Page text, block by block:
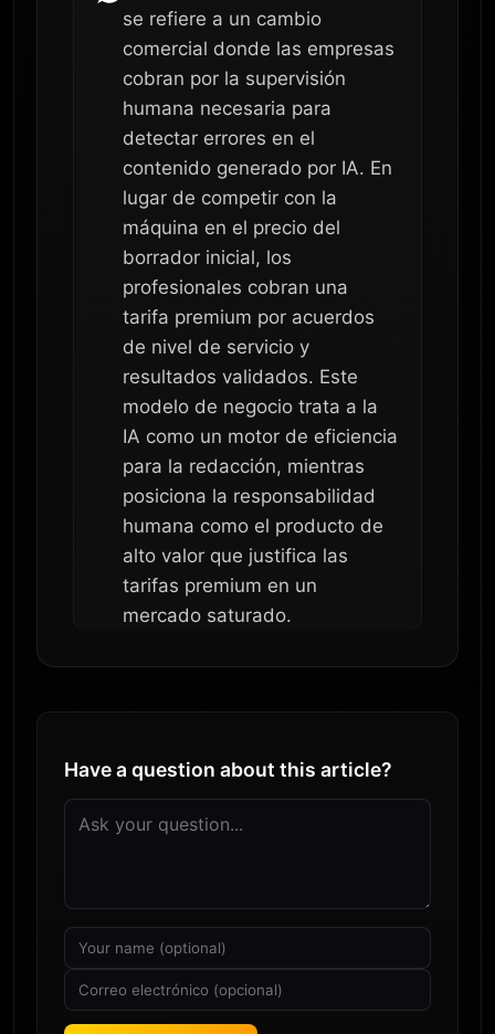
se refiere a un cambio
comercial donde las empresas
cobran por la supervisión
humana necesaria para
detectar errores en el
contenido generado por IA. En
lugar de competir con la
máquina en el precio del
borrador inicial, los
profesionales cobran una
tarifa premium por acuerdos
de nivel de servicio y
resultados validados. Este
modelo de negocio trata a la
IA como un motor de eficiencia
para la redacción, mientras
posiciona la responsabilidad
humana como el producto de
alto valor que justifica las
tarifas premium en un
mercado saturado.
Have a question about this article?